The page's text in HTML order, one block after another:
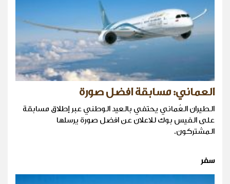
العماني: مسابقة افضل صورة
الطيران العُماني يحتفي بالعيد الوطني عبر إطلاق مسابقة
على الفيس بوك للاعلان عن افضل صورة يرسلها
المشتركون.
سفر